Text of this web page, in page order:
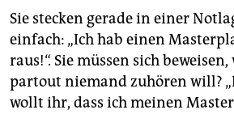
Sie stecken gerade in einer
einfach: „Ich hab einen
raus!“. Sie müssen sich
partout niemand zuhören will?
wollt ihr, dass ich meinen